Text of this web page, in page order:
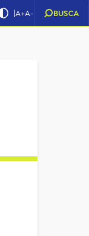
|A+A- BUSCA